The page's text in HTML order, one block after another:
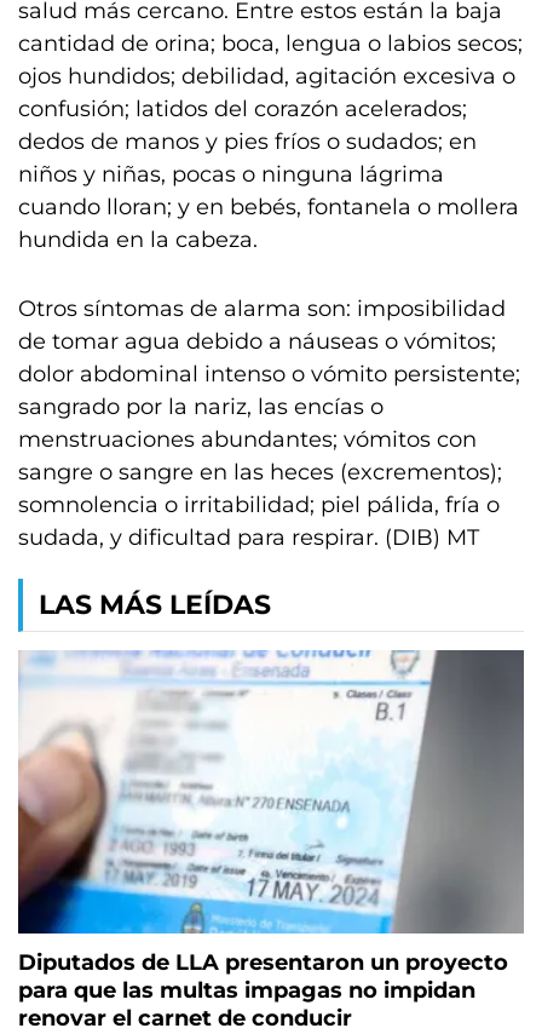
salud más cercano. Entre estos están la baja
cantidad de orina; boca, lengua o labios secos;
ojos hundidos; debilidad, agitación excesiva o
confusión; latidos del corazón acelerados;
dedos de manos y pies fríos o sudados; en
niños y niñas, pocas o ninguna lágrima
cuando lloran; y en bebés, fontanela o mollera
hundida en la cabeza.
Otros síntomas de alarma son: imposibilidad
de tomar agua debido a náuseas o vómitos;
dolor abdominal intenso o vómito persistente;
sangrado por la nariz, las encías o
menstruaciones abundantes; vómitos con
sangre o sangre en las heces (excrementos);
somnolencia o irritabilidad; piel pálida, fría o
sudada, y dificultad para respirar. (DIB) MT
LAS MÁS LEÍDAS
Diputados de LLA presentaron un proyecto
para que las multas impagas no impidan
renovar el carnet de conducir